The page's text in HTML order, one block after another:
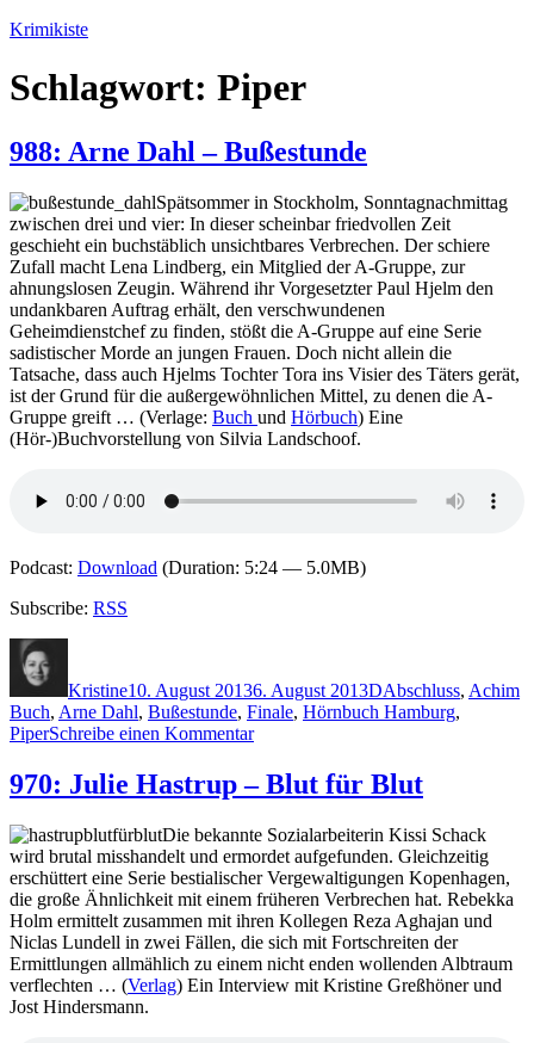
Zum
springen
Krimikiste
Schlagwort: Piper
988: Arne Dahl – Bußestunde
Spätsommer in Stockholm, Sonntagnachmittag
zwischen drei und vier: In dieser scheinbar friedvollen Zeit
geschieht ein buchstäblich unsichtbares Verbrechen. Der schiere
Zufall macht Lena Lindberg, ein Mitglied der A-Gruppe, zur
ahnungslosen Zeugin. Während ihr Vorgesetzter Paul Hjelm den
undankbaren Auftrag erhält, den verschwundenen
Geheimdienstchef zu finden, stößt die A-Gruppe auf eine Serie
sadistischer Morde an jungen Frauen. Doch nicht allein die
Tatsache, dass auch Hjelms Tochter Tora ins Visier des Täters gerät,
ist der Grund für die außergewöhnlichen Mittel, zu denen die A-
Gruppe greift … (Verlage: Buch und Hörbuch) Eine
(Hör-)Buchvorstellung von Silvia Landschoof.
Podcast: Download (Duration: 5:24 — 5.0MB)
Subscribe: RSS
Kristine10. August 20136. August 2013DAbschluss, Achim
Buch, Arne Dahl, Bußestunde, Finale, Hörnbuch Hamburg,
PiperSchreibe einen Kommentarzu
Arne
Dahl
Bußestunde
970: Julie Hastrup – Blut für Blut
Die bekannte Sozialarbeiterin Kissi Schack
wird brutal misshandelt und ermordet aufgefunden. Gleichzeitig
erschüttert eine Serie bestialischer Vergewaltigungen Kopenhagen,
die große Ähnlichkeit mit einem früheren Verbrechen hat. Rebekka
Holm ermittelt zusammen mit ihren Kollegen Reza Aghajan und
Niclas Lundell in zwei Fällen, die sich mit Fortschreiten der
Ermittlungen allmählich zu einem nicht enden wollenden Albtraum
verflechten … (Verlag) Ein Interview mit Kristine Greßhöner und
Jost Hindersmann.